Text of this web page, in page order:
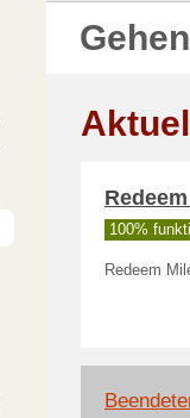
100%
Redeem